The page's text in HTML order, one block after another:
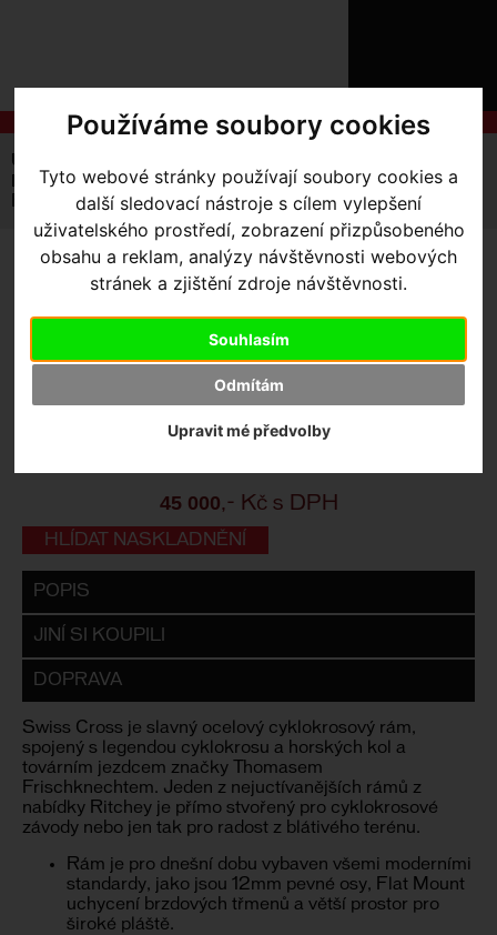
Používáme soubory cookies
Tyto webové stránky používají soubory cookies a
další sledovací nástroje s cílem vylepšení
uživatelského prostředí, zobrazení přizpůsobeného
obsahu a reklam, analýzy návštěvnosti webových
stránek a zjištění zdroje návštěvnosti.
Souhlasím
Odmítám
Upravit mé předvolby
O
O
NÁKUPU
SLUŽBY
ZTRATILI
Úvodní strana
Ritchey SwissCross
Ritchey Rám Swiss Cross White XL
RITCHEY RÁM SWISS
CROSS WHITE XL
Ritchey
kontaktujte nás
45 000,- Kč s DPH
HLÍDAT NASKLADNĚNÍ
POPIS
JINÍ SI KOUPILI
DOPRAVA
Swiss Cross je slavný ocelový cyklokrosový rám,
spojený s legendou cyklokrosu a horských kol a
továrním jezdcem značky Thomasem
Frischknechtem. Jeden z nejuctívanějších rámů z
nabídky Ritchey je přímo stvořený pro cyklokrosové
závody nebo jen tak pro radost z blátivého terénu.
Rám je pro dnešní dobu vybaven všemi moderními
standardy, jako jsou 12mm pevné osy, Flat Mount
uchycení brzdových třmenů a větší prostor pro
široké pláště.